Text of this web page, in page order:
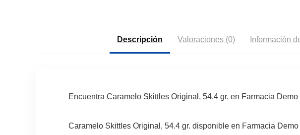
Descripción Valoraciones (0) Información
Encuentra Caramelo Skittles Original, 54.4 gr. en Farmacia
Caramelo Skittles Original, 54.4 gr. disponible en Farmacia